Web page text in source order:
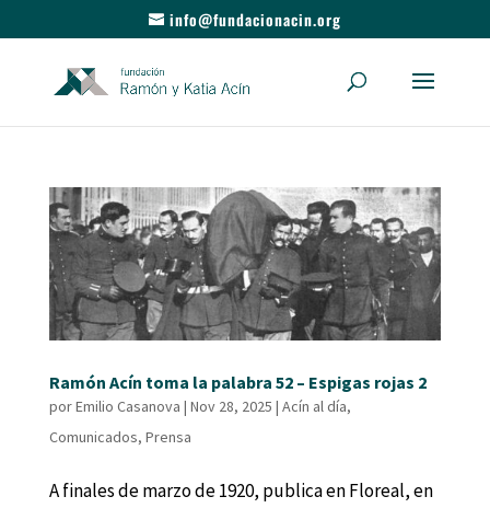
info@fundacionacin.org
Ramón Acín toma la palabra 52 – Espigas rojas 2
porEmilio Casanova | Nov 28, 2025 | Acín al día,
Comunicados, Prensa
A finales de marzo de 1920, publica en Floreal, en